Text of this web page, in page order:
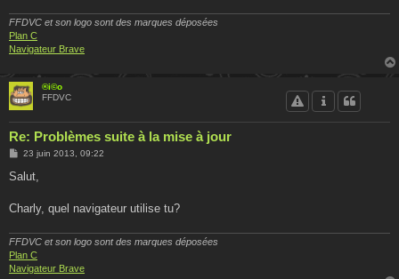
FFDVC et son logo sont des marques déposées
Plan C
Navigateur Brave
®i©o
FFDVC
Re: Problèmes suite à la mise à jour
M
s
g
23 juin 2013, 09:22
Salut,
Charly, quel navigateur utilise tu?
FFDVC et son logo sont des marques déposées
Plan C
Navigateur Brave